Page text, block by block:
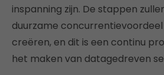
inspanning zijn. De stappen
duurzame
creëren, en dit is een continu
het maken van datagedreven